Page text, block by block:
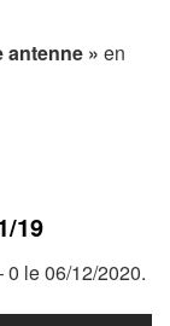
antenne » en
19
0 le 06/12/2020.